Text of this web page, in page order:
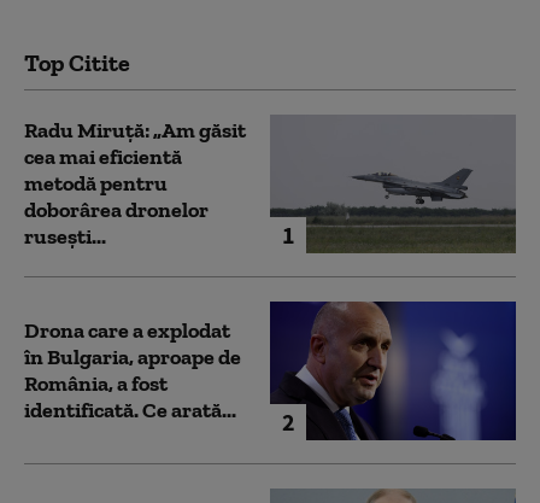
Top Citite
1
Radu Miruță: „Am găsit
cea mai eficientă
metodă pentru
doborârea dronelor
rusești...
2
Drona care a explodat
în Bulgaria, aproape de
România, a fost
identificată. Ce arată...